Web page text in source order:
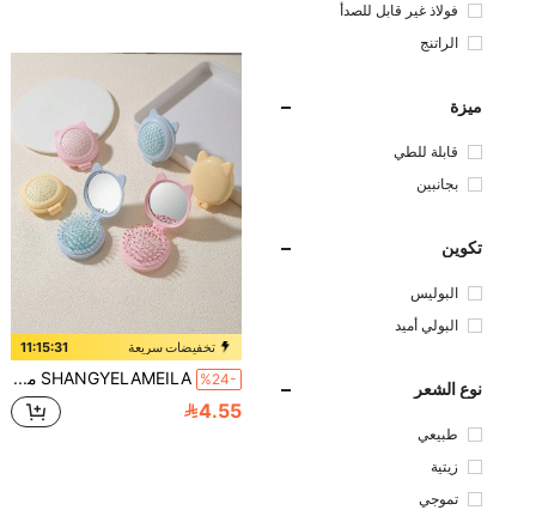
فولاذ غير قابل للصدأ
الراتنج
ميزة
قابلة للطي
بجانبين
تكوين
البوليس
البولي أميد
نوع الشعر
طبيعي
زيتية
تموجي
تخفيضات سريعة 11:15:30
%24- SHANGYELAMEILA مشط شعر صغير قابل للطي مع مرآة ، مشط قابل للطي محمول للتدليك للفتيات لتصفيف الشعر ، فرشاة شعر ، مشط ، أدوات شعر ، منتجات وإكسسوارات شعر لصالون الحلاقة والتجميل والسفر الضروريات ، العودة إلى المدرسة ، إكسسوارات السفر والعطلات ، إكسسوارات شعر للنساء ، فرشاة ، فرش شعر ، فرشاة شعر ، فرشاة فك التشابك ، فرشاة كرة ، فرشاة شعر صغيرة ، مجموعة فرش شعر ، مشط خشبي ، فرشاة شعر ، فرشاة شعر صغيرة ، فرشاة فك التشابك ، فرش شعر ، فرشاة شعر مجعد ، معدات تصفيف الشعر ، مشط صغير ، فرشاة شعر صغيرة ، إكسسوارات السفر ، إكسسوارات السفر ، تصفيف الشعر ، تصفيف الشعر ، فرشاة شعر ، فرشاة الشعر المنسدل ، فرشاة التصفيف ، فرشاة الشعر المجعد ، فرشاة الحافة ، مشط الشعر ، تمشيط الشعر ، مجموعة فرش الشعر ، تمشيط الشعر ، مشط للشعر المجعد ، فرشاة فك التشابك ، فرشاة شعر للنساء ، شعر ، سفر ، منتجات الشعر ، أدوات الشعر ، أشياء الشعر ، حلاق ، إكسسوارات الحلاق ، صالون الحلاقة ، معدات تصفيف الشعر
4.55